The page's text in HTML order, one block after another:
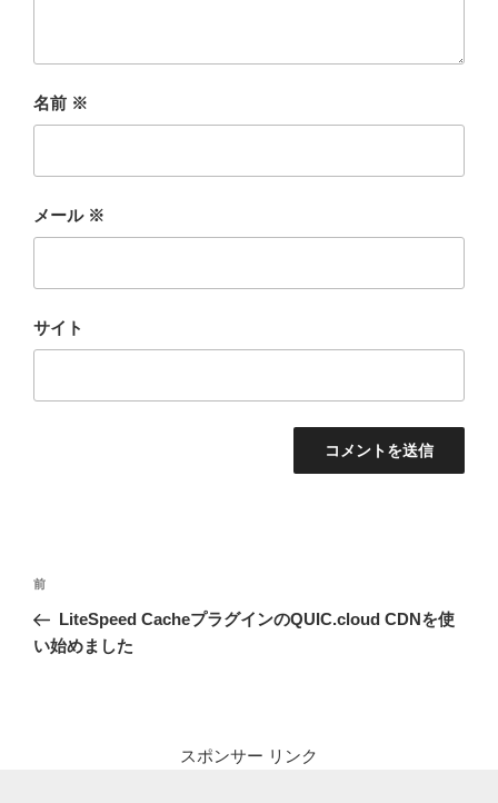
名前 ※
メール ※
サイト
投
ナ
前
の
投
前
LiteSpeed CacheプラグインのQUIC.cloud CDNを使
い始めました
スポンサー リンク